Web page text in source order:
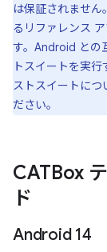
は保証されませ
るリファレンス
す。Android との
トスイートを実
ストスイートにつ
ださい。
CATBox
ド
Android 14